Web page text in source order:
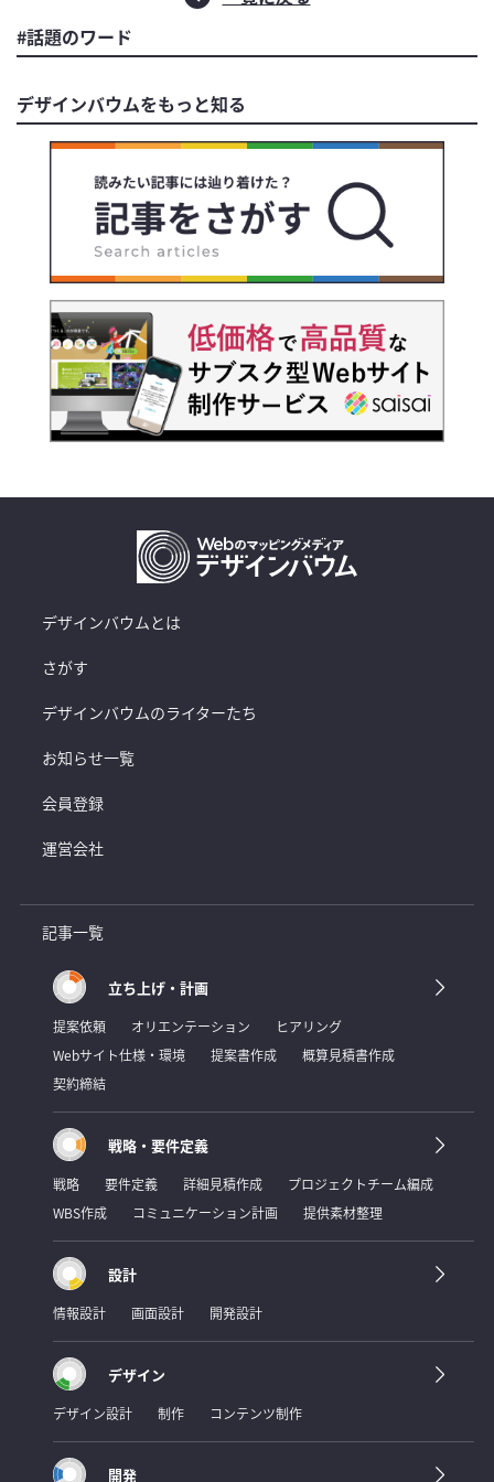
#話題のワード
デザインバウムをもっと知る
デザインバウムとは
さがす
デザインバウムのライターたち
お知らせ一覧
会員登録
運営会社
記事一覧
立ち上げ・計画
提案依頼 オリエンテーション
ヒアリング
Webサイト仕様・環境
提案書作成
概算見積書作成
契約締結
戦略・要件定義
戦略 要件定義 詳細見積作成
プロジェクトチーム編成
WBS作成
コミュニケーション計画 提供素材整理
設計
情報設計 画面設計 開発設計
デザイン
デザイン設計 制作 コンテンツ制作
開発